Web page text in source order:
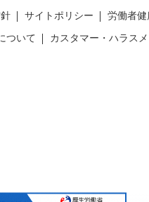
サイトポリシー
労働者
ついて
カスタマー・ハラス